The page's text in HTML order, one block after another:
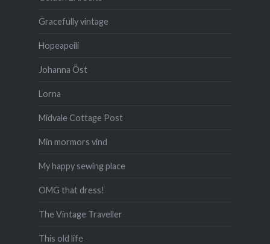
Gracefully vintage
Hopeapeili
Johanna Öst
Lorna
Midvale Cottage Post
Min mormors vind
My happy sewing place
OMG that dress!
The Vintage Traveller
This old life